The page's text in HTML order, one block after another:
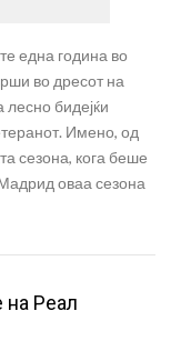
една година во
во дресот на
лесно бидејќи
Имено, од
сезона, кога беше
оваа сезона
на Реал